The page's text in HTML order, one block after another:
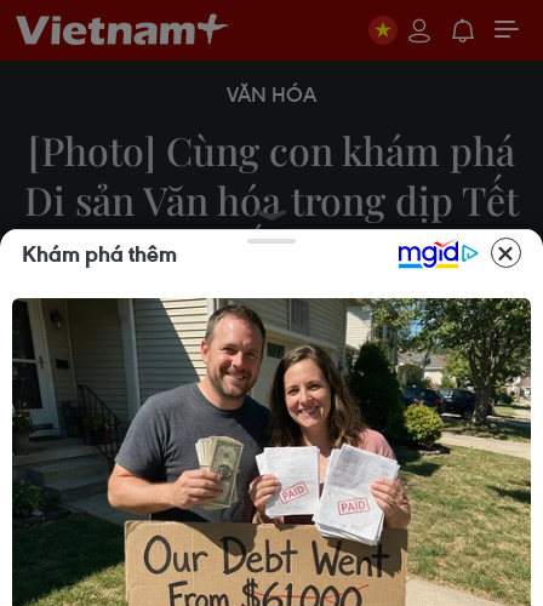
VĂN HÓA
[Photo] Cùng con khám phá
Di sản Văn hóa trong dịp Tết
Thiếu nhi
27/05/2023 05:53
Sáng 27/5 tại Hà Nội, Bảo tàng Dân tộc học Việt
Nam tổ chức chương trình Tết thiếu nhi "Cùng con
khám phá Di sản Văn hóa" nhằm mang đến cho
trẻ nhỏ sân chơi bổ ích với nhiều trải nghiệm thú vị.
Khám phá thêm